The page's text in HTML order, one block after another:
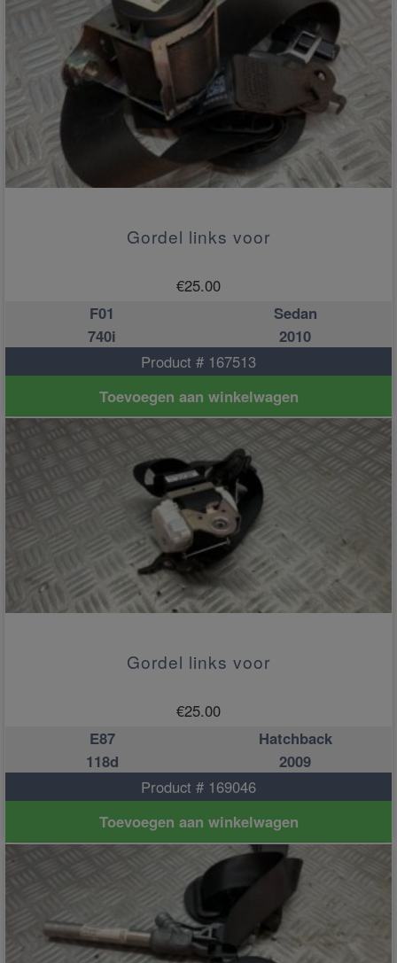
Gordel links voor
€25.00
F01
Sedan
740i
2010
Product # 167513
Toevoegen aan winkelwagen
Gordel links voor
€25.00
E87
Hatchback
118d
2009
Product # 169046
Toevoegen aan winkelwagen